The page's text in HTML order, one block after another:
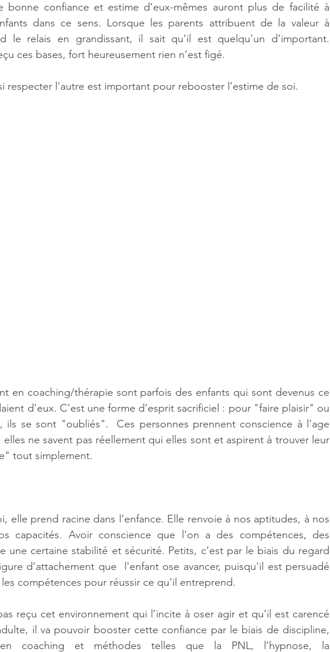
bonne confiance et estime d’eux-mêmes auront plus de facilité à
dans ce sens. Lorsque les parents attribuent de la valeur à
le relais en grandissant, il sait qu’il est quelqu’un d’important.
ces bases, fort heureusement rien n’est figé.
respecter l'autre est important pour rebooster l’estime de soi.
en coaching/thérapie sont parfois des enfants qui sont devenus ce
d’eux. C'est une forme d’esprit sacrificiel : pour "faire plaisir" ou
ils se sont "oubliés".  Ces personnes prennent conscience à l'age
ne savent pas réellement qui elles sont et aspirent à trouver leur
tout simplement.
elle prend racine dans l’enfance. Elle renvoie à nos aptitudes, à nos
capacités. Avoir conscience que l'on a des compétences, des
une certaine stabilité et sécurité. Petits, c’est par le biais du regard
d’attachement que  l'enfant ose avancer, puisqu'il est persuadé
compétences pour réussir ce qu’il entreprend.
reçu cet environnement qui l’incite à oser agir et qu’il est carencé
il va pouvoir booster cette confiance par le biais de discipline,
en coaching et méthodes telles que la PNL, l’hypnose, la